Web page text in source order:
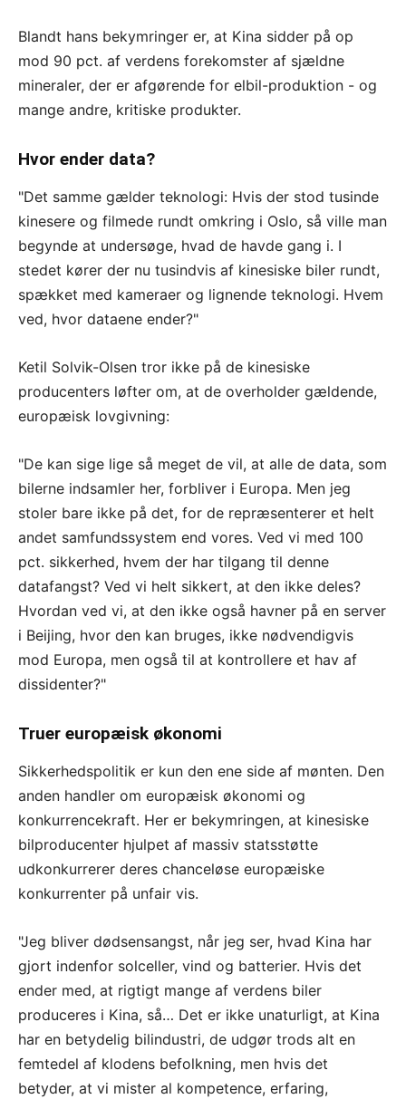
Blandt hans bekymringer er, at Kina sidder på op
mod 90 pct. af verdens forekomster af sjældne
mineraler, der er afgørende for elbil-produktion - og
mange andre, kritiske produkter.
Hvor ender data?
"Det samme gælder teknologi: Hvis der stod tusinde
kinesere og filmede rundt omkring i Oslo, så ville man
begynde at undersøge, hvad de havde gang i. I
stedet kører der nu tusindvis af kinesiske biler rundt,
spækket med kameraer og lignende teknologi. Hvem
ved, hvor dataene ender?"
Ketil Solvik-Olsen tror ikke på de kinesiske
producenters løfter om, at de overholder gældende,
europæisk lovgivning:
"De kan sige lige så meget de vil, at alle de data, som
bilerne indsamler her, forbliver i Europa. Men jeg
stoler bare ikke på det, for de repræsenterer et helt
andet samfundssystem end vores. Ved vi med 100
pct. sikkerhed, hvem der har tilgang til denne
datafangst? Ved vi helt sikkert, at den ikke deles?
Hvordan ved vi, at den ikke også havner på en server
i Beijing, hvor den kan bruges, ikke nødvendigvis
mod Europa, men også til at kontrollere et hav af
dissidenter?"
Truer europæisk økonomi
Sikkerhedspolitik er kun den ene side af mønten. Den
anden handler om europæisk økonomi og
konkurrencekraft. Her er bekymringen, at kinesiske
bilproducenter hjulpet af massiv statsstøtte
udkonkurrerer deres chanceløse europæiske
konkurrenter på unfair vis.
"Jeg bliver dødsensangst, når jeg ser, hvad Kina har
gjort indenfor solceller, vind og batterier. Hvis det
ender med, at rigtigt mange af verdens biler
produceres i Kina, så… Det er ikke unaturligt, at Kina
har en betydelig bilindustri, de udgør trods alt en
femtedel af klodens befolkning, men hvis det
betyder, at vi mister al kompetence, erfaring,